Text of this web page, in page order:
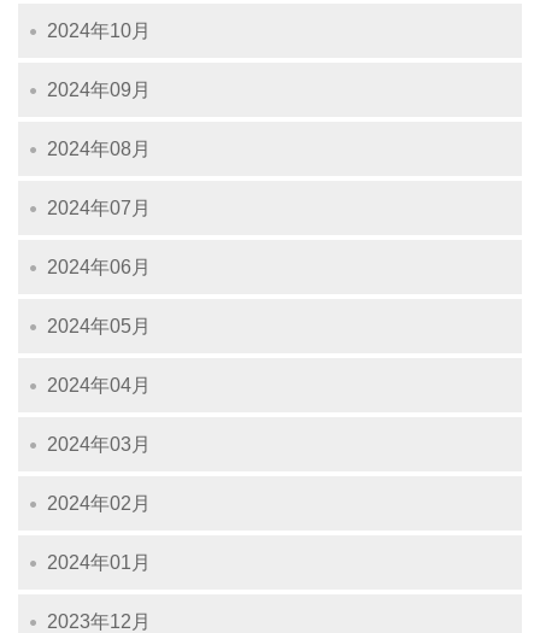
2024年10月
2024年09月
2024年08月
2024年07月
2024年06月
2024年05月
2024年04月
2024年03月
2024年02月
2024年01月
2023年12月